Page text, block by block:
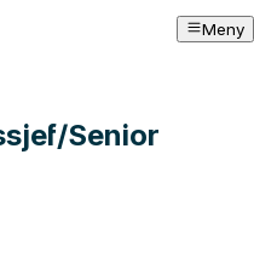
Meny
Senior